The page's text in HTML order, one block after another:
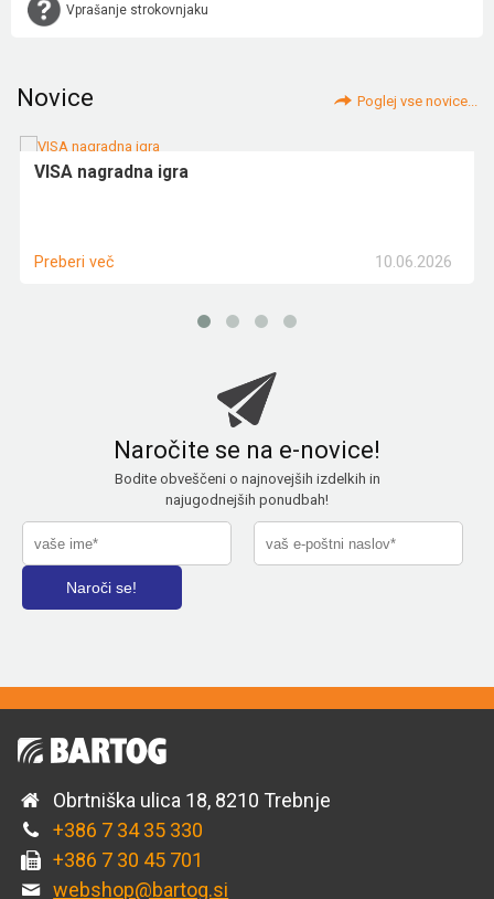
Vprašanje strokovnjaku
Novice Poglej vse novice...
VISA nagradna igra
10.06.2026
Preberi več
Naročite se na e-novice!
Bodite obveščeni o najnovejših izdelkih in
najugodnejših ponudbah!
Obrtniška ulica 18, 8210 Trebnje
+386 7 34 35 330
+386 7 30 45 701
webshop@bartog.si